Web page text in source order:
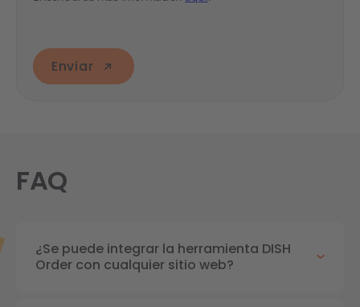
Enviar
FAQ
¿Se puede integrar la herramienta DISH
Order con cualquier sitio web?